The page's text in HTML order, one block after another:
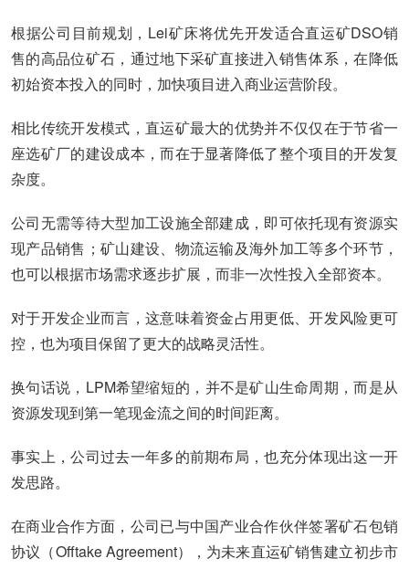
根据公司目前规划，Lei矿床将优先开发适合直运矿DSO销
售的高品位矿石，通过地下采矿直接进入销售体系，在降低
初始资本投入的同时，加快项目进入商业运营阶段。
相比传统开发模式，直运矿最大的优势并不仅仅在于节省一
座选矿厂的建设成本，而在于显著降低了整个项目的开发复
杂度。
公司无需等待大型加工设施全部建成，即可依托现有资源实
现产品销售；矿山建设、物流运输及海外加工等多个环节，
也可以根据市场需求逐步扩展，而非一次性投入全部资本。
对于开发企业而言，这意味着资金占用更低、开发风险更可
控，也为项目保留了更大的战略灵活性。
换句话说，LPM希望缩短的，并不是矿山生命周期，而是从
资源发现到第一笔现金流之间的时间距离。
事实上，公司过去一年多的前期布局，也充分体现出这一开
发思路。
在商业合作方面，公司已与中国产业合作伙伴签署矿石包销
协议（Offtake Agreement），为未来直运矿销售建立初步市